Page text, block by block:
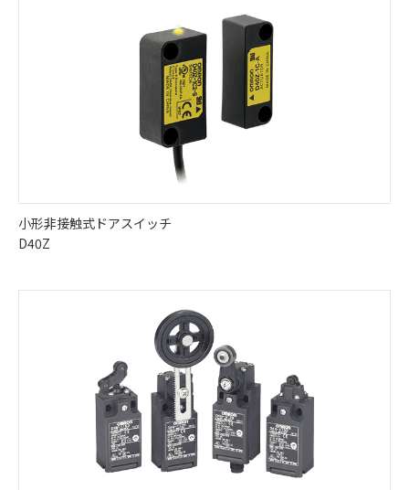
小形非接触式ドアスイッチ
D40Z